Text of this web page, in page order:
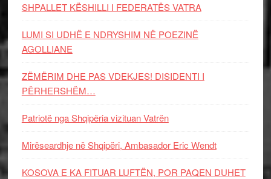
SHPALLET KËSHILLI I FEDERATËS VATRA
LUMI SI UDHË E NDRYSHIM NË POEZINË
AGOLLIANE
ZËMËRIM DHE PAS VDEKJES! DISIDENTI I
PËRHERSHËM…
Patriotë nga Shqipëria vizituan Vatrën
Mirëseardhje në Shqipëri, Ambasador Eric Wendt
KOSOVA E KA FITUAR LUFTËN, POR PAQEN DUHET